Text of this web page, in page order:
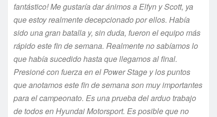
fantástico! Me gustaría dar ánimos a Elfyn y Scott, ya
que estoy realmente decepcionado por ellos. Había
sido una gran batalla y, sin duda, fueron el equipo más
rápido este fin de semana. Realmente no sabíamos lo
que había sucedido hasta que llegamos al final.
Presioné con fuerza en el Power Stage y los puntos
que anotamos este fin de semana son muy importantes
para el campeonato. Es una prueba del arduo trabajo
de todos en Hyundai Motorsport. Es posible que no